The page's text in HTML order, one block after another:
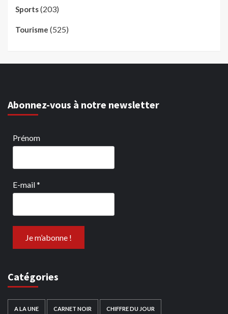
Sports(203)
Tourisme (525)
Abonnez-vous à notre newsletter
Prénom
E-mail*
Catégories
A LA UNE CARNET NOIR CHIFFRE DU JOUR